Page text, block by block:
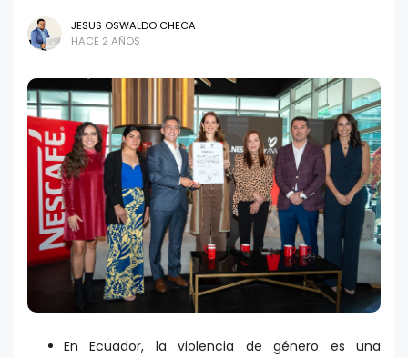
JESUS OSWALDO CHECA
HACE 2 AÑOS
En Ecuador, la violencia de género es una